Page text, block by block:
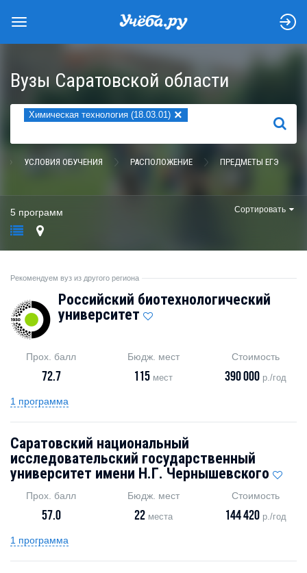
Вузы Саратовской области
Химическая технология (18.03.01) ×
НАЙТИ
УСЛОВИЯ ОБУЧЕНИЯ РАСПОЛОЖЕНИЕ ПРЕДМЕТЫ ЕГЭ
5 программ Сортировать
Рекомендуем вуз из другого региона
Российский биотехнологический
университет
Прох. балл
72.7
Бюдж. мест
115 мест
Стоимость
390 000 р./год
1 программа
Саратовский национальный
исследовательский государственный
университет имени Н.Г. Чернышевского
Прох. балл
57.0
Бюдж. мест
22места
Стоимость
144 420 р./год
1 программа